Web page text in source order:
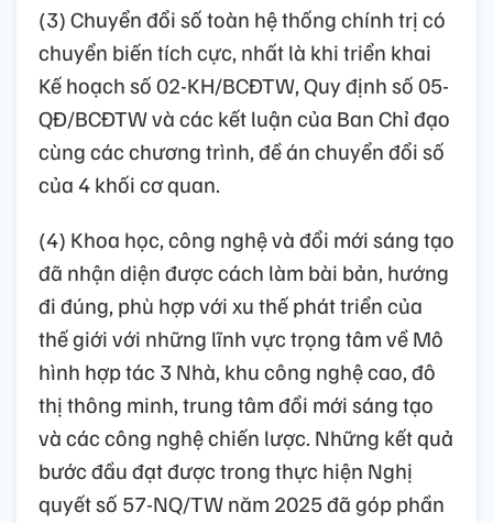
(3) Chuyển đổi số toàn hệ thống chính trị có
chuyển biến tích cực, nhất là khi triển khai
Kế hoạch số 02-KH/BCĐTW, Quy định số 05-
QĐ/BCĐTW và các kết luận của Ban Chỉ đạo
cùng các chương trình, đề án chuyển đổi số
của 4 khối cơ quan.
(4) Khoa học, công nghệ và đổi mới sáng tạo
đã nhận diện được cách làm bài bản, hướng
đi đúng, phù hợp với xu thế phát triển của
thế giới với những lĩnh vực trọng tâm về Mô
hình hợp tác 3 Nhà, khu công nghệ cao, đô
thị thông minh, trung tâm đổi mới sáng tạo
và các công nghệ chiến lược. Những kết quả
bước đầu đạt được trong thực hiện Nghị
quyết số 57-NQ/TW năm 2025 đã góp phần